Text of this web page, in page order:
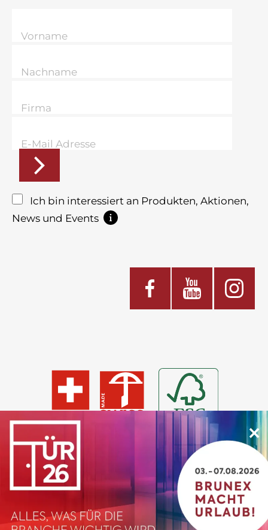
×
Ich bin interessiert an Produkten, Aktionen,
News und Events
© 2026 BRUNEX
AGB Datenschutz
Kontakt
Cookie Einstellungen